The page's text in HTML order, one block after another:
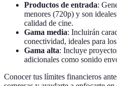
Productos de entrada:
menores (720p) y son
calidad de cine.
Gama media: Incluirán
conectividad, ideales para
Gama alta: Incluye
adicionales como sonido
Conocer tus límites financieros